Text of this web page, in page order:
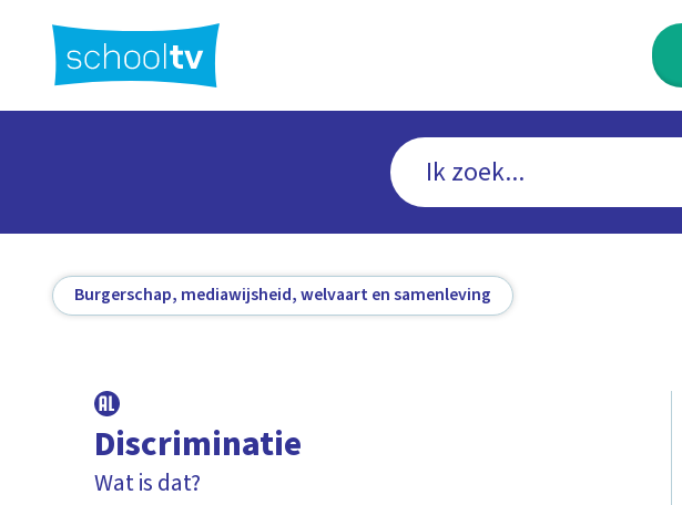
hoofdinhoud
Burgerschap, mediawijsheid, welvaart en samenleving
Discriminatie
Wat is dat?